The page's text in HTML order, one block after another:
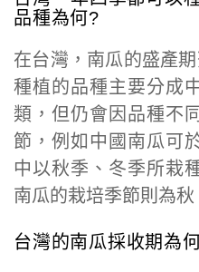
品種為何?
在台灣，南瓜的盛產
種植的品種主要分成
類，但仍會因品種不
節，例如中國南瓜可
中以秋季、冬季所栽
南瓜的栽培季節則為秋
台灣的南瓜採收期為